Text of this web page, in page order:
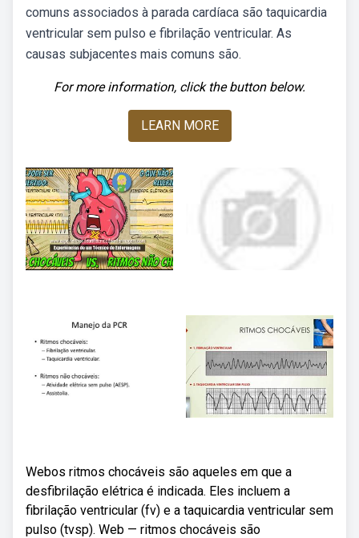
comuns associados à parada cardíaca são taquicardia
ventricular sem pulso e fibrilação ventricular. As
causas subjacentes mais comuns são.
For more information, click the button below.
LEARN MORE
Webos ritmos chocáveis são aqueles em que a
desfibrilação elétrica é indicada. Eles incluem a
fibrilação ventricular (fv) e a taquicardia ventricular sem
pulso (tvsp). Web — ritmos chocáveis são